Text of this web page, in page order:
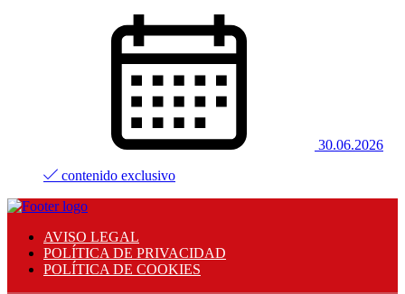
30.06.2026
contenido exclusivo
AVISO LEGAL
POLÍTICA DE PRIVACIDAD
POLÍTICA DE COOKIES